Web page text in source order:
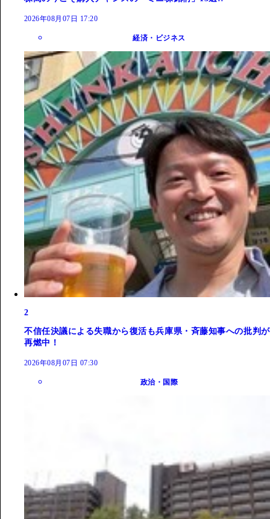
2026年08月07日 17:20
経済・ビジネス
2
不信任決議による失職から復活も兵庫県・斉藤知事への批判が
再燃中！
2026年08月07日 07:30
政治・国際